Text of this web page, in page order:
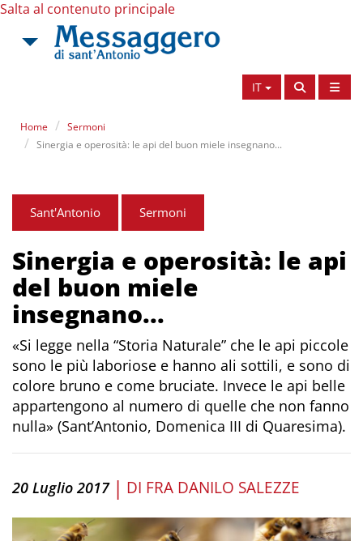
Salta al contenuto principale
IT
Home
Sermoni
Sinergia e operosità: le api del buon miele insegnano...
Sant'Antonio Sermoni
Sinergia e operosità: le api
del buon miele
insegnano...
«Si legge nella “Storia Naturale” che le api piccole
sono le più laboriose e hanno ali sottili, e sono di
colore bruno e come bruciate. Invece le api belle
appartengono al numero di quelle che non fanno
nulla» (Sant’Antonio, Domenica III di Quaresima).
20 Luglio 2017 | DI FRA DANILO SALEZZE